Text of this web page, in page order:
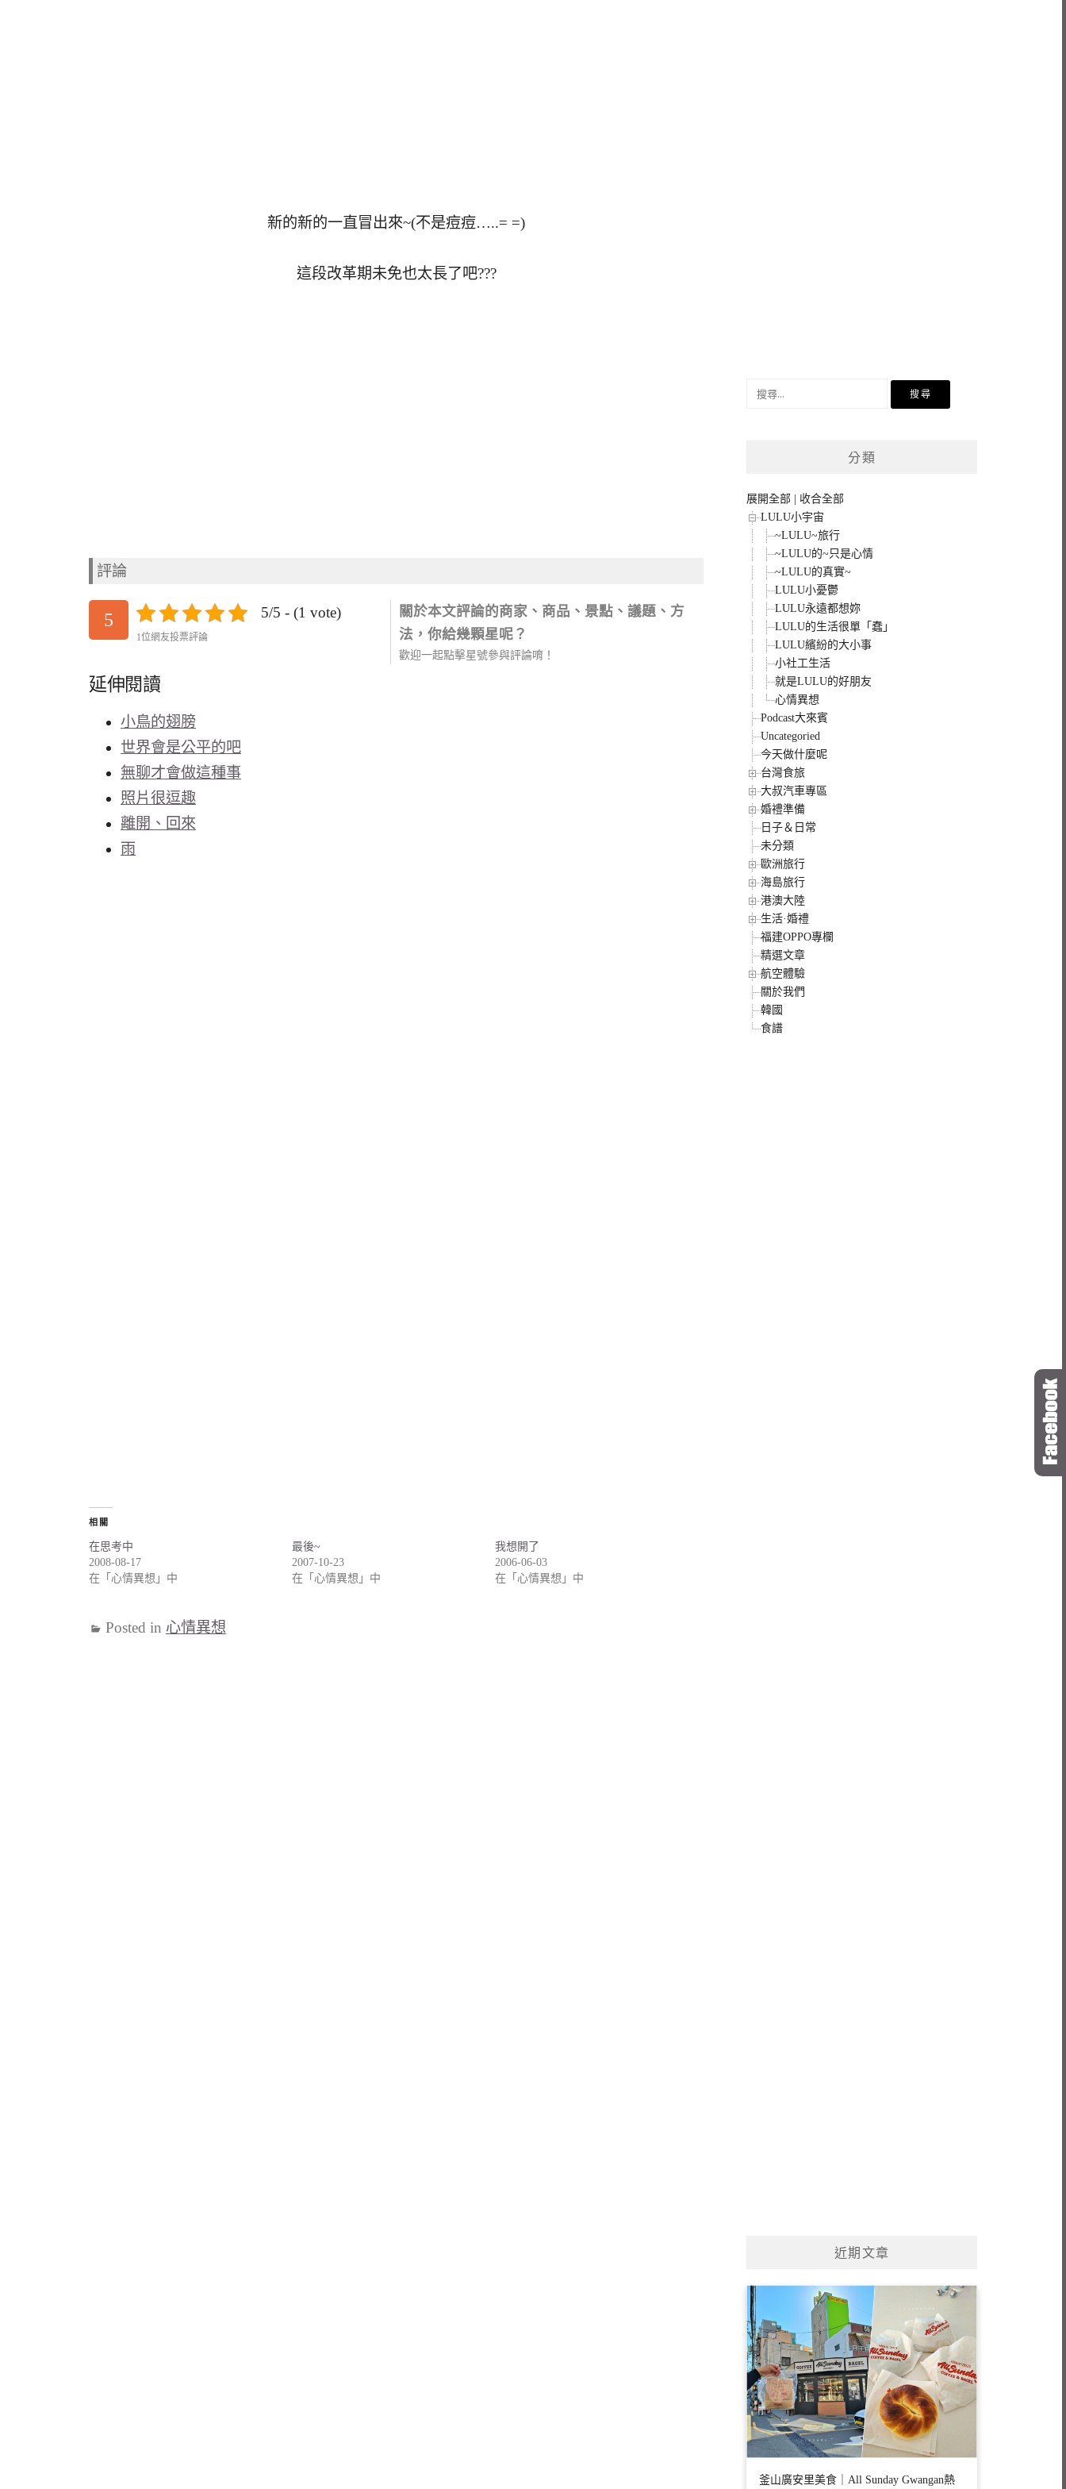
新的新的一直冒出來~(不是痘痘…..= =)
這段改革期未免也太長了吧???
評論
5 5/5 - (1 vote)
1位網友投票評論
關於本文評論的商家、商品、景點、議題、方
法，你給幾顆星呢？
歡迎一起點擊星號參與評論唷！
延伸閱讀
小鳥的翅膀
世界會是公平的吧
無聊才會做這種事
照片很逗趣
離開、回來
雨
相關
在思考中
2008-08-17
在「心情異想」中
最後~
2007-10-23
在「心情異想」中
我想開了
2006-06-03
在「心情異想」中
Posted in 心情異想
分類
展開全部
收合全部
LULU小宇宙
~LULU~旅行
~LULU的~只是心情
~LULU的真實~
LULU小憂鬱
LULU永遠都想妳
LULU的生活很單「蠢」
LULU繽紛的大小事
小社工生活
就是LULU的好朋友
心情異想
Podcast大來賓
Uncategoried
今天做什麼呢
台灣食旅
大叔汽車專區
婚禮準備
日子＆日常
未分類
歐洲旅行
海島旅行
港澳大陸
生活·婚禮
福建OPPO專欄
精選文章
航空體驗
關於我們
韓國
食譜
近期文章
釜山廣安里美食｜All Sunday Gwangan熱